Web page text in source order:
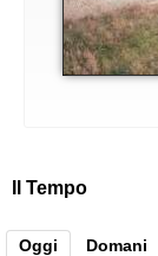
Il Tempo
Oggi Domani